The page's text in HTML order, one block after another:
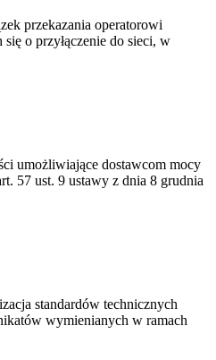
przekazania operatorowi
o przyłączenie do sieci, w
umożliwiające dostawcom mocy
57 ust. 9 ustawy z dnia 8 grudnia
standardów technicznych
wymienianych w ramach